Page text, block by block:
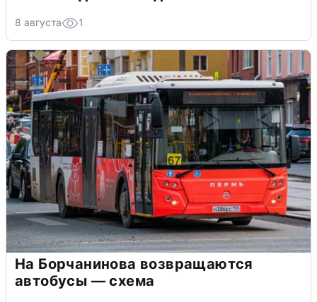
8 августа 1
На Борчанинова возвращаются
автобусы — схема